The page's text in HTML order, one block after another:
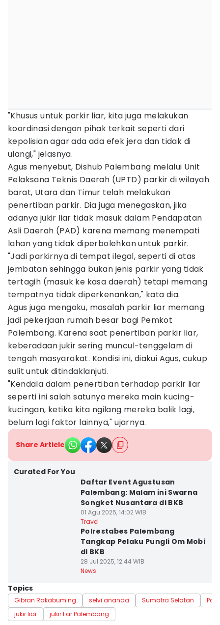
"Khusus untuk parkir liar, kita juga melakukan
koordinasi dengan pihak terkait seperti dari
kepolisian agar ada ada efek jera dan tidak di
ulangi," jelasnya.
Agus menyebut, Dishub Palembang melalui Unit
Pelaksana Teknis Daerah (UPTD) parkir di wilayah
barat, Utara dan Timur telah melakukan
penertiban parkir. Dia juga menegaskan, jika
adanya jukir liar tidak masuk dalam Pendapatan
Asli Daerah (PAD) karena memang menempati
lahan yang tidak diperbolehkan untuk parkir.
"Jadi parkirnya di tempat ilegal, seperti di atas
jembatan sehingga bukan jenis parkir yang tidak
tertagih (masuk ke kasa daerah) tetapi memang
tempatnya tidak diperkenankan," kata dia.
Agus juga mengaku, masalah parkir liar memang
jadi pekerjaan rumah besar bagi Pemkot
Palembang. Karena saat penertiban parkir liar,
keberadaan jukir sering muncul-tenggelam di
tengah masyarakat. Kondisi ini, diakui Agus, cukup
sulit untuk ditindaklanjuti.
"Kendala dalam penertiban terhadap parkir liar
seperti ini salah satunya mereka main kucing-
kucingan, ketika kita ngilang mereka balik lagi,
belum lagi faktor lainnya," ujarnya.
Share Article
Curated For You
Daftar Event Agustusan
Palembang: Malam ini Swarna
Songket Nusantara di BKB
01 Agu 2025, 14:02 WIB
Travel
Polrestabes Palembang
Tangkap Pelaku Pungli Om Mobi
di BKB
28 Jul 2025, 12:44 WIB
News
Topics
Gibran Rakabuming selvi ananda Sumatra Selatan
jukir liar
jukir liar Palembang